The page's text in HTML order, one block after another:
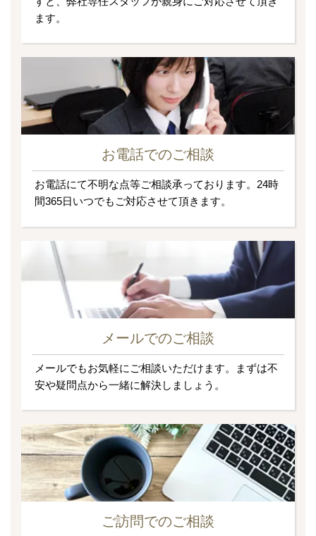
ます。
お電話でのご相談
お電話にて不明な点等ご相談承っております。24時
間365日いつでもご対応させて頂きます。
メールでのご相談
メールでもお気軽にご相談いただけます。まずは不
安や疑問点から一緒に解決しましょう。
ご訪問でのご相談